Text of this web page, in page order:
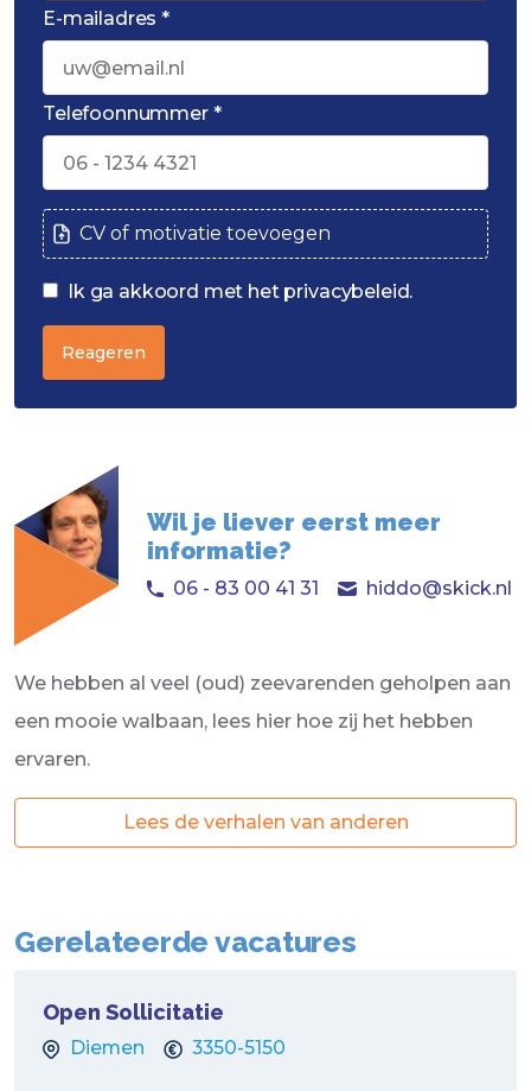
E-mailadres *
Telefoonnummer *
CV of motivatie toevoegen
Ik ga akkoord met het privacybeleid.
Reageren
Wil je liever eerst meer
informatie?
06 - 83 00 41 31 hiddo@skick.nl
We hebben al veel (oud) zeevarenden geholpen aan
een mooie walbaan, lees hier hoe zij het hebben
ervaren.
Lees de verhalen van anderen
Gerelateerde vacatures
Open Sollicitatie
Diemen 3350-5150